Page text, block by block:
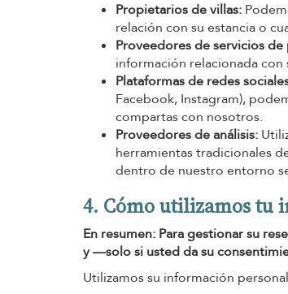
Propietarios de villas:
relación con su estancia o
Proveedores de servicios de
información relacionada con
Plataformas de redes
Facebook, Instagram),
compartas con nosotros.
Proveedores de análisis:
herramientas tradicionales
dentro de nuestro entorno
4. Cómo utilizamos tu
En resumen: Para gestionar su
y —solo si usted da su
Utilizamos su información